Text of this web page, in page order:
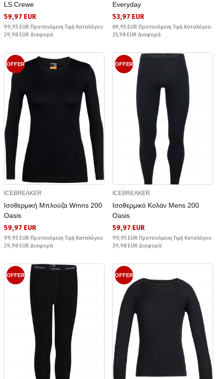
LS Crewe
59,97 EUR
99,95 EUR Προτεινόμενη Τιμή Καταλόγου
39,98 EUR Διαφορά
Everyday
53,97 EUR
89,95 EUR Προτεινόμενη Τιμή Καταλόγου
35,98 EUR Διαφορά
OFFER
ICEBREAKER
Ισοθερμική Μπλούζα Wmns 200
Oasis
59,97 EUR
99,95 EUR Προτεινόμενη Τιμή Καταλόγου
39,98 EUR Διαφορά
OFFER
ICEBREAKER
Ισοθερμικό Κολάν Mens 200
Oasis
59,97 EUR
99,95 EUR Προτεινόμενη Τιμή Καταλόγου
39,98 EUR Διαφορά
OFFER OFFER